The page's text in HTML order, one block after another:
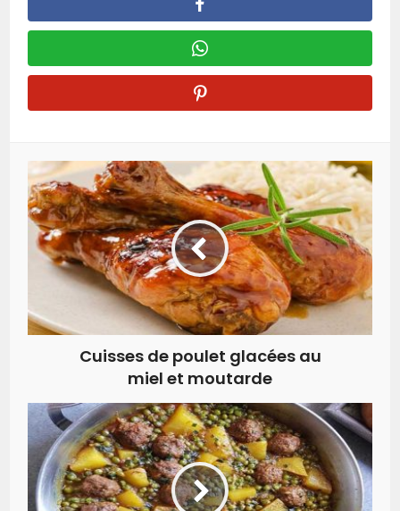
Cuisses de poulet glacées au
miel et moutarde